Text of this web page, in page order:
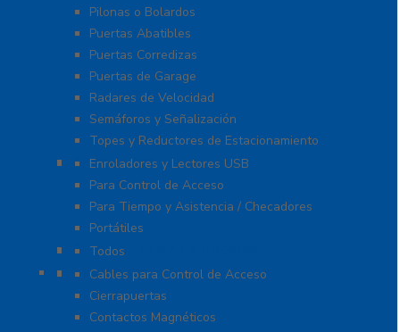
Pilonas o Bolardos
Puertas Abatibles
Puertas Corredizas
Puertas de Garage
Radares de Velocidad
Semáforos y Señalización
Topes y Reductores de Estacionamiento
Biométricos
Enroladores y Lectores USB
Para Control de Acceso
Para Tiempo y Asistencia / Checadores
Portátiles
Administración de Hoteles
Todos
Accesorios
Cables para Control de Acceso
Cierrapuertas
Contactos Magnéticos